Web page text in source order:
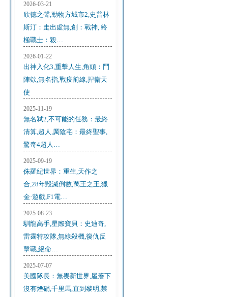
2026-03-21
欣德之聲,動物方城市2,史普林
斯汀：走出虛無,創：戰神, 終
極戰士：殺…
2026-01-22
出神入化3,重擊人生,角頭：鬥
陣欸,無名指,戰疫前線,捍衛天
使
2025-11-19
無名弒2,不可能的任務：最終
清算,超人,厲陰宅：最終聖事,
驚奇4超人…
2025-09-19
侏羅紀世界：重生,天作之
合,28年毀滅倒數,萬王之王,獵
金·遊戲,F1電…
2025-08-23
馴龍高手,星際寶貝：史迪奇,
雷霆特攻隊,無線殺機,復仇反
擊戰,絕命…
2025-07-07
美國隊長：無畏新世界,屋簷下
沒有煙硝,千里馬,直到黎明,禁